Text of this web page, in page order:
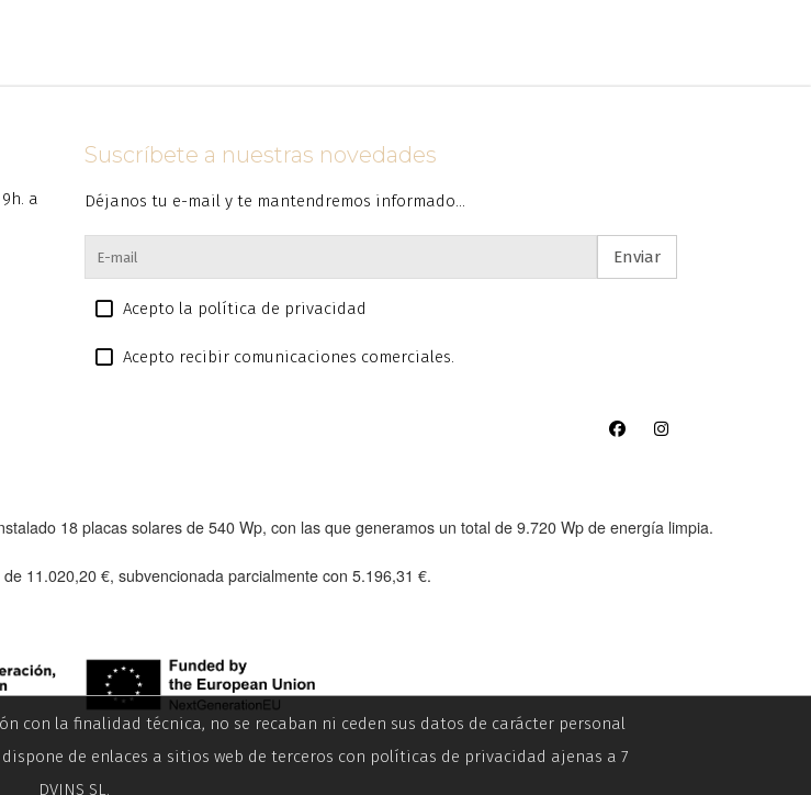
a
Suscríbete a nuestras novedades
Déjanos tu e-mail y te mantendremos informado...
Enviar
Acepto la política de privacidad
Acepto recibir comunicaciones comerciales.
18 placas solares de 540 Wp, con las que generamos un total de 9.720 Wpde energía limpia.
de 11.020,20 €, subvencionada parcialmente con 5.196,31 €.
con la finalidad técnica, no se recaban ni ceden sus datos de carácter personal
de enlaces a sitios web de terceros con políticas de privacidad ajenas a 7
DVINS SL.